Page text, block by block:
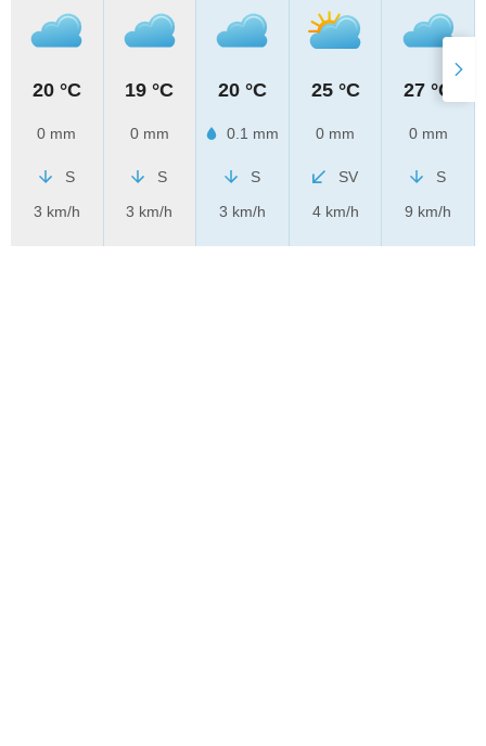
20 °C
0 mm
S
3 km/h
19 °C
0 mm
S
3 km/h
20 °C
0.1 mm
S
3 km/h
25 °C
0 mm
SV
4 km/h
27 °C
0 mm
S
9 km/h